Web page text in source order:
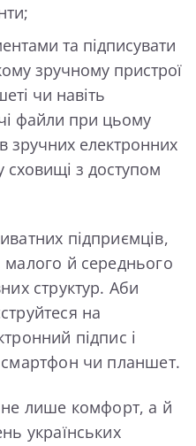
та підписувати
зручному пристрої
чи навіть
файли при цьому
зручних електронних
сховищі з доступом
підприємців,
малого й середнього
структур. Аби
на
підпис і
чи планшет.
лише комфорт, а й
українських